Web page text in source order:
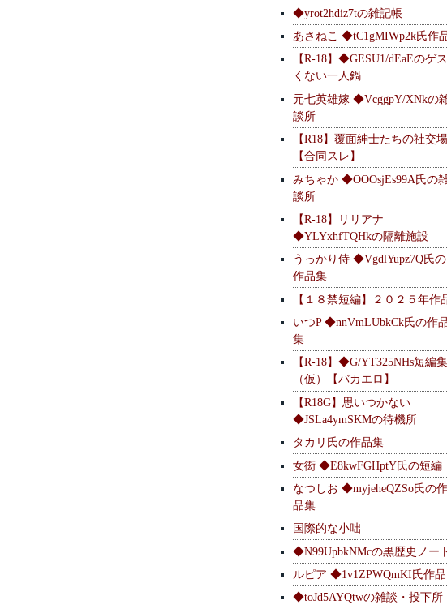
◆yrot2hdiz7tの雑記帳
あさねこ ◆tC1gMIWp2k氏作
【R-18】◆GESU1/dEaEのゲス
くない一人鍋
元七英雄嫁 ◆VcggpY/XNkの
談所
【R18】覆面紳士たちの社交場
【合同スレ】
みちゃか ◆OOOsjEs99A氏の
談所
【R-18】リリアナ
◆YLYxhfTQHkの隔離施設
うっかり侍 ◆VgdlYupz7Q氏の
作品集
【１８禁短編】２０２５年作
いつP ◆nnVmLUbkCk氏の作
集
【R-18】◆G/YT325NHs短編集
（仮）【バカエロ】
【R18G】思いつかない
◆JSLa4ymSKMの待機所
タカリ氏の作品集
女衒 ◆E8kwFGHptY氏の短編
なつしお ◆myjeheQZSo氏の作
品集
国際的な小咄
◆N99UpbkNMcの黒歴史ノー
ルピア ◆1v1ZPWQmKI氏作品
◆toJd5AYQtwの雑談・投下所